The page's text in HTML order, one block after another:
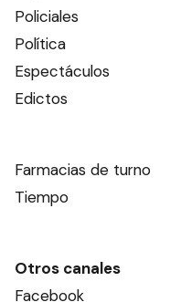
Policiales
Política
Espectáculos
Edictos
Farmacias de turno
Tiempo
Otros canales
Facebook